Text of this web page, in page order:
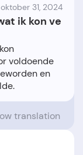
oktober 31, 2024
ik kon ve
voldoende
en
translation